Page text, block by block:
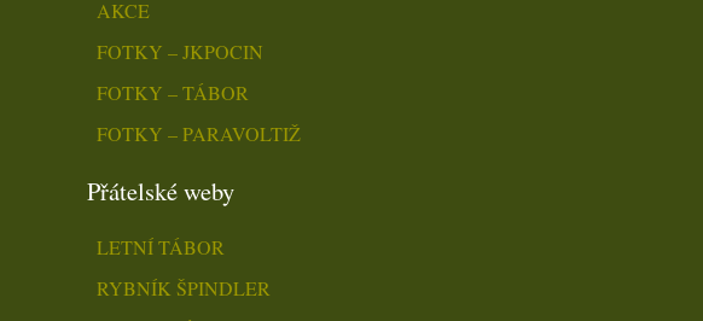
AKCE
FOTKY – JKPOCIN
FOTKY – TÁBOR
FOTKY – PARAVOLTIŽ
Přátelské weby
LETNÍ TÁBOR
RYBNÍK ŠPINDLER